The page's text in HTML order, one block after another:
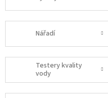
Nářadí
Testery kvality
vody